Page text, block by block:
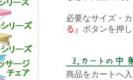
必要なサイズ・
る』 ボタンを押
商品をカートへ